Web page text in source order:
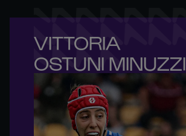
VITTORIA
OSTUNI MINUZZI